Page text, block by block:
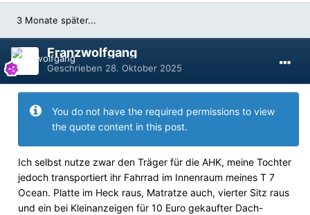
3 Monate später...
Franzwolfgang
Geschrieben 28. Oktober 2025
You do not have the required permissions to view
the quote content in this post.
Ich selbst nutze zwar den Träger für die AHK, meine Tochter
jedoch transportiert ihr Fahrrad im Innenraum meines T 7
Ocean. Platte im Heck raus, Matratze auch, vierter Sitz raus
und ein bei Kleinanzeigen für 10 Euro gekaufter Dach-